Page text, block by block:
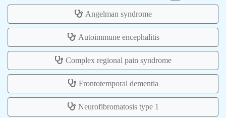
Angelman syndrome
Autoimmune encephalitis
Complex regional pain syndrome
Frontotemporal dementia
Neurofibromatosis type 1